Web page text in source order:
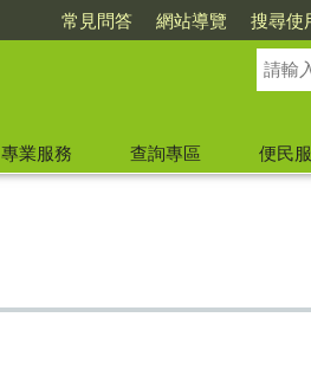
常見問答 網站導覽 搜尋使
專業服務 查詢專區 便民